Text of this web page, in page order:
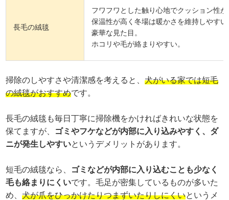
長毛の絨毯
フワフワとした触り心地でクッション性
保温性が高く冬場は暖かさを維持しやすい
豪華な見た目。
ホコリや毛が絡まりやすい。
掃除のしやすさや清潔感を考えると、犬がいる家では短毛
の絨毯がおすすめです。
長毛の絨毯も毎日丁寧に掃除機をかければきれいな状態を
保てますが、
ゴミやフケなどが内部に入り込みやすく、ダ
ニが発生しやすいというデメリットがあります。
短毛の絨毯なら、
ゴミなどが内部に入り込むことも少なく
毛も絡まりにくいです。毛足が密集しているものが多いた
め、犬が爪をひっかけたりつまずいたりしにくいというメ